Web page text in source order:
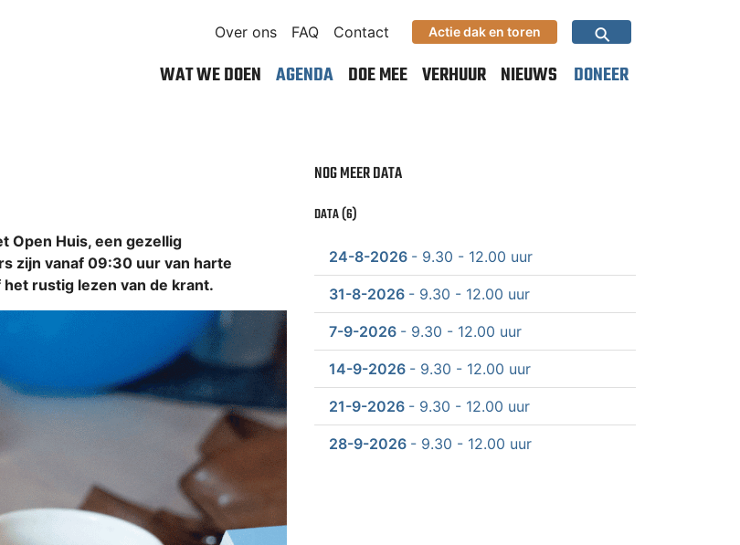
Over ons
FAQ Contact Actie dak en toren ⚲
WAT WE DOEN AGENDA DOE MEE VERHUUR NIEUWS DONEER
Open Huis, een gezellig
zijn vanaf 09:30 uur van harte
rustig lezen van de krant.
NOG MEER DATA
DATA (6)
24-8-2026 - 9.30 - 12.00 uur
31-8-2026 - 9.30 - 12.00 uur
7-9-2026 - 9.30 - 12.00 uur
14-9-2026 - 9.30 - 12.00 uur
21-9-2026 - 9.30 - 12.00 uur
28-9-2026 - 9.30 - 12.00 uur